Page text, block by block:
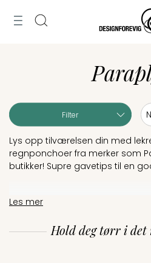
MENY
Til
Merker
Filter
Lys opp tilværelsen din med
regnponchoer fra merker som
butikker! Supre gavetips til en
Les mer
Hold deg tørr i